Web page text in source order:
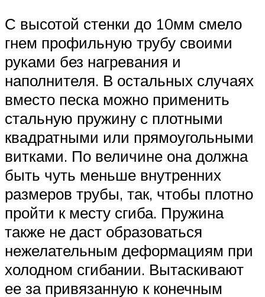
С высотой стенки до 10мм смело
гнем профильную трубу своими
руками без нагревания и
наполнителя. В остальных случаях
вместо песка можно применить
стальную пружину с плотными
квадратными или прямоугольными
витками. По величине она должна
быть чуть меньше внутренних
размеров трубы, так, чтобы плотно
пройти к месту сгиба. Пружина
также не даст образоваться
нежелательным деформациям при
холодном сгибании. Вытаскивают
ее за привязанную к конечным